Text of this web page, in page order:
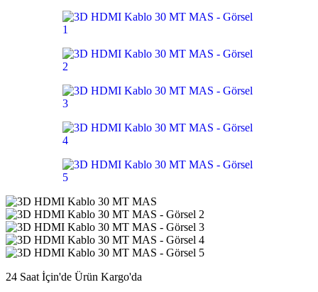
24 Saat İçin'de Ürün Kargo'da